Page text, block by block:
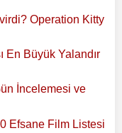
Operation Kitty
En Büyük Yalandır
İncelemesi ve
Efsane Film Listesi